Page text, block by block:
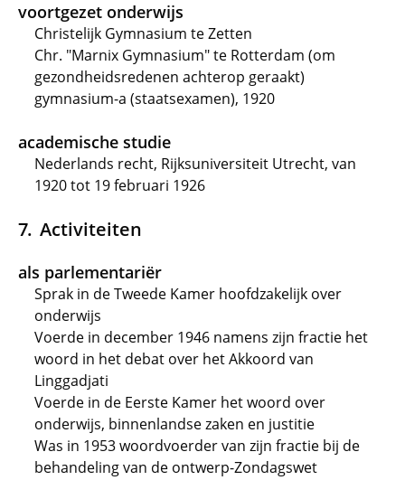
voortgezet onderwijs
Christelijk Gymnasium te Zetten
Chr. "Marnix Gymnasium" te Rotterdam (om
gezondheidsredenen achterop geraakt)
gymnasium-a (staatsexamen), 1920
academische studie
Nederlands recht, Rijksuniversiteit Utrecht, van
1920 tot 19 februari 1926
Activiteiten
als parlementariër
Sprak in de Tweede Kamer hoofdzakelijk over
onderwijs
Voerde in december 1946 namens zijn fractie het
woord in het debat over het Akkoord van
Linggadjati
Voerde in de Eerste Kamer het woord over
onderwijs, binnenlandse zaken en justitie
Was in 1953 woordvoerder van zijn fractie bij de
behandeling van de ontwerp-Zondagswet